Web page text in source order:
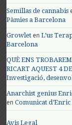
Semillas de cannabis
Pàmies a Barcelona
Growlet enL’us
Barcelona
QUÈ ENS
RICART AQUEST 4
Investigació,
Anarchist genius
enComunicat
Avis Legal